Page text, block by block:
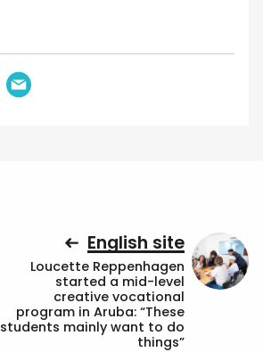
English site
Loucette Reppenhagen
started a mid-level
creative vocational
program in Aruba: “These
students mainly want to do
things”